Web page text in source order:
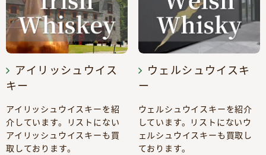
アイリッシュウイス
キー
アイリッシュウイスキーを紹
介しています。リストにない
アイリッシュウイスキーも買
取しております。
ウェルシュウイスキ
ー
ウェルシュウイスキーを紹介
しています。リストにないウ
ェルシュウイスキーも買取し
ております。